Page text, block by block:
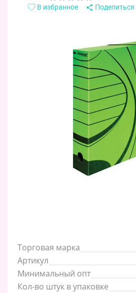
В избранное
Поделиться
Торговая марка
Артикул
Минимальный опт
Кол-во штук в упаковке